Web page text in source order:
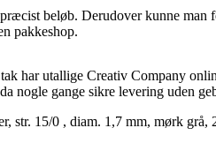
beløb. Derudover kunne man
pakkeshop.
har utallige Creativ Company
nogle gange sikre levering uden
15/0 , diam. 1,7 mm, mørk